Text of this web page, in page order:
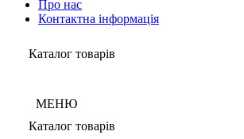
Про нас
Контактна інформація
Каталог товарів
МЕНЮ
Каталог товарів